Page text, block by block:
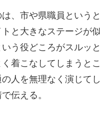
、市や県職員という
と大きなステージが似
う役どころがスルッ
く着こなしてしまうと
人を無理なく演じて
伝える。